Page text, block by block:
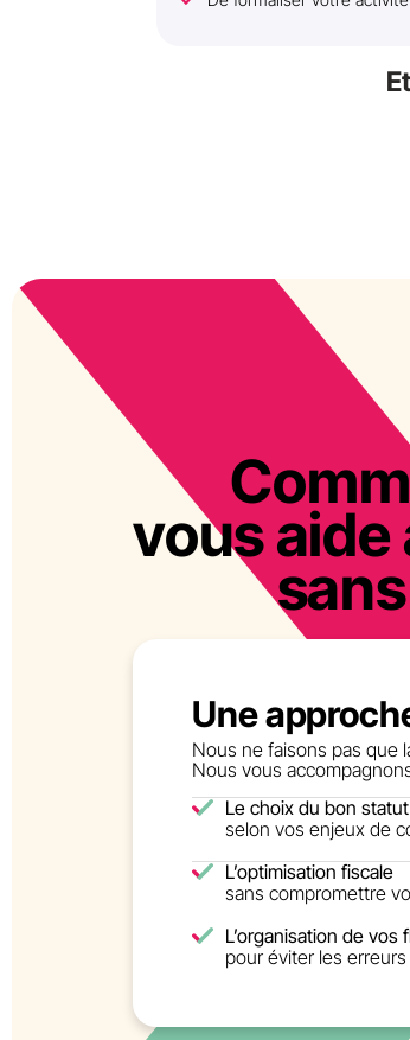
vous
Une
Nous ne faisons pas que
Nous vous
Le choix du bon
selon vos enjeux de
L’optimisation fiscale
sans compromettre
L’organisation de vos
pour éviter les